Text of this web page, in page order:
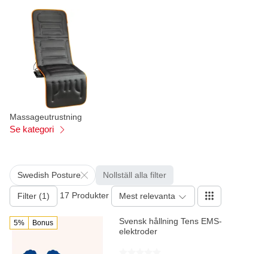
Massageutrustning
Se kategori
Swedish Posture Nollställ alla filter
Filter (1) 17 Produkter Mest relevanta
5% Bonus
Svensk hållning Tens EMS-
elektroder